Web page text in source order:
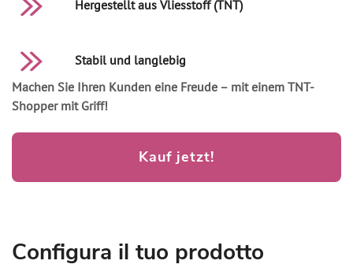
Hergestellt aus Vliesstoff (TNT)
Stabil und langlebig
Machen Sie Ihren Kunden eine Freude – mit einem TNT-
Shopper mit Griff!
Kauf jetzt!
Configura il tuo prodotto